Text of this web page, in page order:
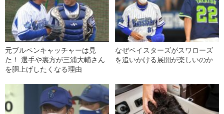
元ブルペンキャッチャーは見
た！ 選手や裏方が三浦大輔さん
を胴上げしたくなる理由
なぜベイスターズがスワローズ
を追いかける展開が楽しいのか